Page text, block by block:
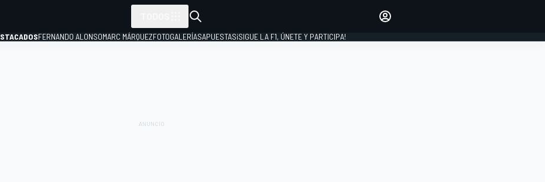
FERNANDO ALONSOMARC MÁRQUEZFOTOGALERÍASAPUESTAS¡SIGUE LA F1, ÚNETE Y PARTICIPA!